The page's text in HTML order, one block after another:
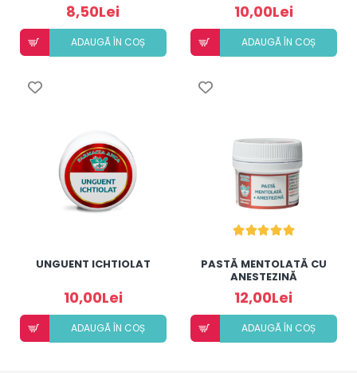
8,50Lei
ADAUGÃ ÎN COȘ
10,00Lei
ADAUGÃ ÎN COȘ
UNGUENT ICHTIOLAT
10,00Lei
ADAUGÃ ÎN COȘ
PASTĂ MENTOLATĂ CU
ANESTEZINĂ
12,00Lei
ADAUGÃ ÎN COȘ